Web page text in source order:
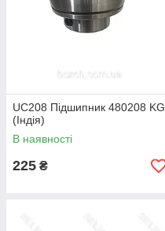
UC208 Підшипник 480208 KG
(Індія)
В наявності
225 ₴